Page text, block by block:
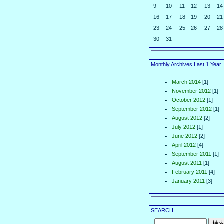
9
10 11 12 13 14
16
17 18 19 20 21
23
24 25 26 27 28
30
31
Monthly Archives Last 1 Year
March 2014 [1]
November 2012 [1]
October 2012 [1]
September 2012 [1]
August 2012 [2]
July 2012 [1]
June 2012 [2]
April 2012 [4]
September 2011 [1]
August 2011 [1]
February 2011 [4]
January 2011 [3]
SEARCH